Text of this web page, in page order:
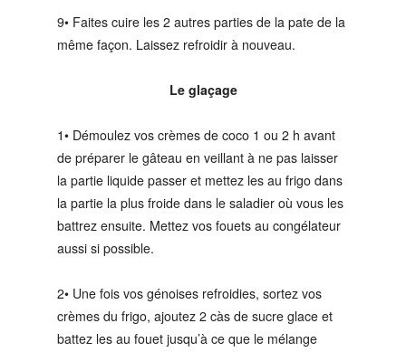
9• Faites cuire les 2 autres parties de la pate de la
même façon. Laissez refroidir à nouveau.
Le glaçage
1• Démoulez vos crèmes de coco 1 ou 2 h avant
de préparer le gâteau en veillant à ne pas laisser
la partie liquide passer et mettez les au frigo dans
la partie la plus froide dans le saladier où vous les
battrez ensuite. Mettez vos fouets au congélateur
aussi si possible.
2• Une fois vos génoises refroidies, sortez vos
crèmes du frigo, ajoutez 2 càs de sucre glace et
battez les au fouet jusqu’à ce que le mélange